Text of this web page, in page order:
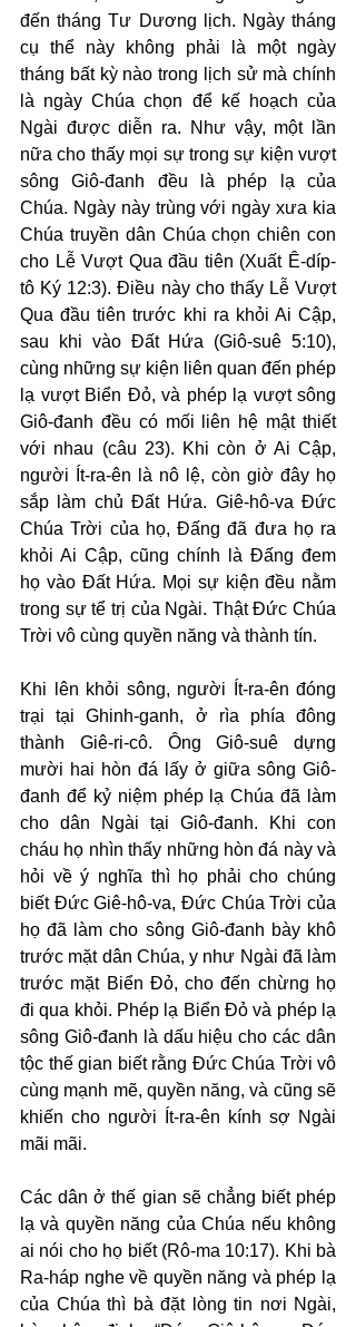
đến tháng Tư Dương lịch. Ngày tháng
cụ thể này không phải là một ngày
tháng bất kỳ nào trong lịch sử mà chính
là ngày Chúa chọn để kế hoạch của
Ngài được diễn ra. Như vậy, một lần
nữa cho thấy mọi sự trong sự kiện vượt
sông Giô-đanh đều là phép lạ của
Chúa. Ngày này trùng với ngày xưa kia
Chúa truyền dân Chúa chọn chiên con
cho Lễ Vượt Qua đầu tiên (Xuất Ê-díp-
tô Ký 12:3). Điều này cho thấy Lễ Vượt
Qua đầu tiên trước khi ra khỏi Ai Cập,
sau khi vào Đất Hứa (Giô-suê 5:10),
cùng những sự kiện liên quan đến phép
lạ vượt Biển Đỏ, và phép lạ vượt sông
Giô-đanh đều có mối liên hệ mật thiết
với nhau (câu 23). Khi còn ở Ai Cập,
người Ít-ra-ên là nô lệ, còn giờ đây họ
sắp làm chủ Đất Hứa. Giê-hô-va Đức
Chúa Trời của họ, Đấng đã đưa họ ra
khỏi Ai Cập, cũng chính là Đấng đem
họ vào Đất Hứa. Mọi sự kiện đều nằm
trong sự tể trị của Ngài. Thật Đức Chúa
Trời vô cùng quyền năng và thành tín.
Khi lên khỏi sông, người Ít-ra-ên đóng
trại tại Ghinh-ganh, ở rìa phía đông
thành Giê-ri-cô. Ông Giô-suê dựng
mười hai hòn đá lấy ở giữa sông Giô-
đanh để kỷ niệm phép lạ Chúa đã làm
cho dân Ngài tại Giô-đanh. Khi con
cháu họ nhìn thấy những hòn đá này và
hỏi về ý nghĩa thì họ phải cho chúng
biết Đức Giê-hô-va, Đức Chúa Trời của
họ đã làm cho sông Giô-đanh bày khô
trước mặt dân Chúa, y như Ngài đã làm
trước mặt Biển Đỏ, cho đến chừng họ
đi qua khỏi. Phép lạ Biển Đỏ và phép lạ
sông Giô-đanh là dấu hiệu cho các dân
tộc thế gian biết rằng Đức Chúa Trời vô
cùng mạnh mẽ, quyền năng, và cũng sẽ
khiến cho người Ít-ra-ên kính sợ Ngài
mãi mãi.
Các dân ở thế gian sẽ chẳng biết phép
lạ và quyền năng của Chúa nếu không
ai nói cho họ biết (Rô-ma 10:17). Khi bà
Ra-háp nghe về quyền năng và phép lạ
của Chúa thì bà đặt lòng tin nơi Ngài,